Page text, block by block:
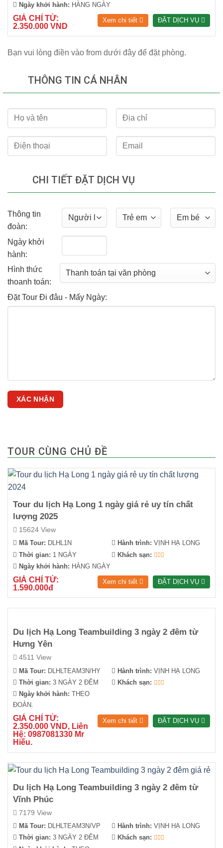
Ngày khởi hành: HÀNG NGÀY
GIÁ CHỈ TỪ:
2.350.000 VND
Xem chi tiết ĐẶT DỊCH VỤ
Bạn vui lòng điền vào from dưới đây để đặt phòng.
THÔNG TIN CÁ NHÂN
CHI TIẾT ĐẶT DỊCH VỤ
Thông tin
đoàn:
Ngày khởi
hành:
Hình thức
thoanh toán:
Đặt Tour Đi đâu - Mấy Ngày:
TOUR CÙNG CHỦ ĐỀ
Tour du lịch Hạ Long 1 ngày giá rẻ uy tín chất
lượng 2025
15624 View
Mã Tour: DLHL1N
Thời gian: 1 NGÀY
Ngày khởi hành: HÀNG NGÀY
Hành trình: VỊNH HẠ LONG
Khách sạn:
GIÁ CHỈ TỪ:
1.590.000đ
Xem chi tiết ĐẶT DỊCH VỤ
Du lịch Hạ Long Teambuilding 3 ngày 2 đêm từ
Hưng Yên
4511 View
Mã Tour: DLHLTEAM3N/HY
Thời gian: 3 NGÀY 2 ĐÊM
Ngày khởi hành: THEO
ĐOÀN.
Hành trình: VỊNH HẠ LONG
Khách sạn:
GIÁ CHỈ TỪ:
2.350.000 VND, Liên
Hệ: 0987081330 Mr
Hiếu.
Xem chi tiết ĐẶT DỊCH VỤ
Du lịch Hạ Long Teambuilding 3 ngày 2 đêm từ
Vĩnh Phúc
7179 View
Mã Tour: DLHLTEAM3N/VP
Thời gian: 3 NGÀY 2 ĐÊM
Hành trình: VỊNH HẠ LONG
Khách sạn: